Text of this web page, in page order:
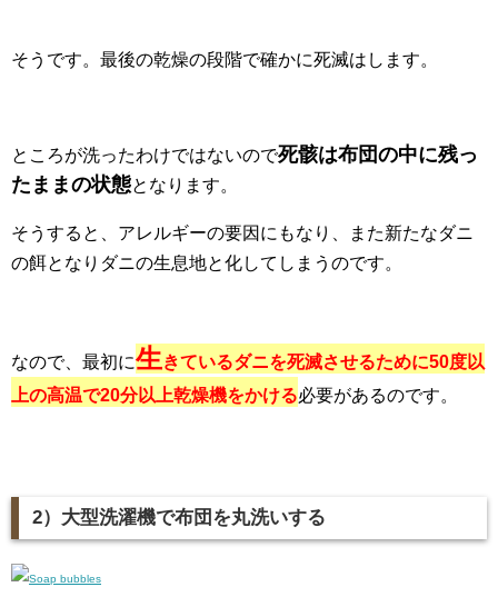
そうです。最後の乾燥の段階で確かに死滅はします。
ところが洗ったわけではないので死骸は布団の中に残っ
たままの状態となります。
そうすると、アレルギーの要因にもなり、また新たなダニ
の餌となりダニの生息地と化してしまうのです。
なので、最初に生きているダニを死滅させるために50度以
上の高温で20分以上乾燥機をかける必要があるのです。
2）大型洗濯機で布団を丸洗いする